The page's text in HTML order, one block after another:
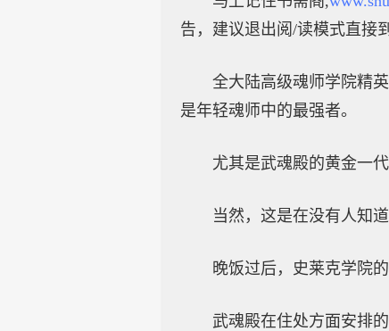
告，建议退出阅/读模式直接
全大陆高级魂师学院精
是年轻魂师中的最强者。
尤其是武魂殿的黄金一
当然，这是在没有人知
晚饭过后，史莱克学院
武魂殿在住处方面安排